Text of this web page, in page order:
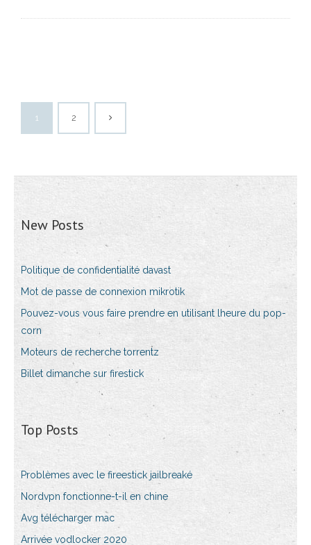
1 2
New Posts
Politique de confidentialité davast
Mot de passe de connexion mikrotik
Pouvez-vous vous faire prendre en utilisant lheure du pop-
corn
Moteurs de recherche torrentz
Billet dimanche sur firestick
Top Posts
Problèmes avec le fireestick jailbreaké
Nordvpn fonctionne-t-il en chine
Avg télécharger mac
Arrivée vodlocker 2020